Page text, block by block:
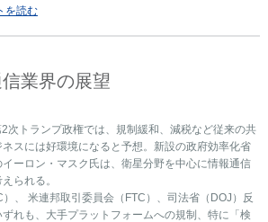
を読む
業界の展望
次トランプ政権では、規制緩和、減税など従来の共
スには好環境になると予想。 新設の政府効率化省
ーロン・マスク氏は、衛星分野を中心に情報通信
られる。
）、 米連邦取引委員会（FTC）、司法省（DOJ）反
れも、大手プラットフォーム への規制、特に「検